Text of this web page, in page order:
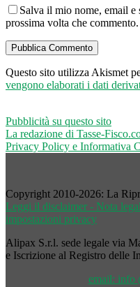
Salva il mio nome, email
prossima volta che commento.
Questo sito utilizza Akismet
vengono elaborati i dati
Pubblicità su questo sito
La redazione di Tasse-
Privacy Policy e Informativa
Copyright 2010-2026: La
Leggi il disclaimer - Nota
impostazioni privacy
Alipax S.r.l. sede legale via
e Iscrizione al Registro delle
email: info